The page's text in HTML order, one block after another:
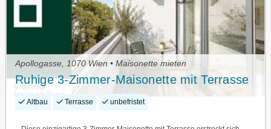
Apollogasse, 1070 Wien • Maisonette mieten
Ruhige 3-Zimmer-Maisonette mit Terrasse
Altbau Terrasse unbefristet